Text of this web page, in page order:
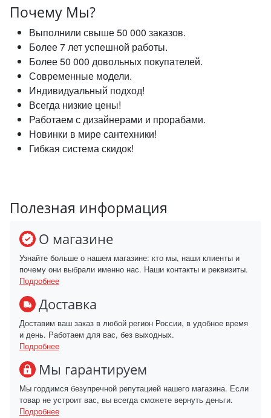
Почему Мы?
Выполнили свыше 50 000 заказов.
Более 7 лет успешной работы.
Более 50 000 довольных покупателей.
Современные модели.
Индивидуальный подход!
Всегда низкие цены!
Работаем с дизайнерами и прорабами.
Новинки в мире сантехники!
Гибкая система скидок!
Полезная информация
О магазине
Узнайте больше о нашем магазине: кто мы, наши клиенты и
почему они выбрали именно нас. Наши контакты и реквизиты.
Подробнее
Доставка
Доставим ваш заказ в любой регион России, в удобное время
и день. Работаем для вас, без выходных.
Подробнее
Мы гарантируем
Мы гордимся безупречной репутацией нашего магазина. Если
товар не устроит вас, вы всегда сможете вернуть деньги.
Подробнее